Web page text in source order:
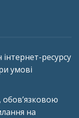
ресурсу
умові
на